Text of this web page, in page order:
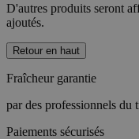
D'autres produits seront
ajoutés.
Retour en haut
Fraîcheur garantie
par des professionnels
Paiements sécurisés